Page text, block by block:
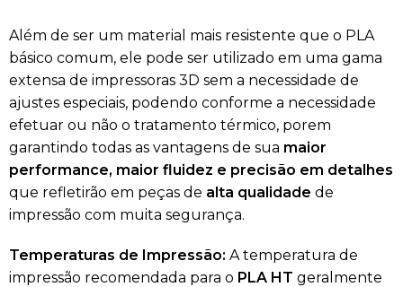
Além de ser um material mais resistente que o PLA
básico comum, ele pode ser utilizado em uma gama
extensa de impressoras 3D sem a necessidade de
ajustes especiais, podendo conforme a necessidade
efetuar ou não o tratamento térmico, porem
garantindo todas as vantagens de sua maior
performance, maior fluidez e precisão em detalhes
que refletirão em peças de alta qualidade de
impressão com muita segurança.
Temperaturas de Impressão: A temperatura de
impressão recomendada para o PLA HT geralmente